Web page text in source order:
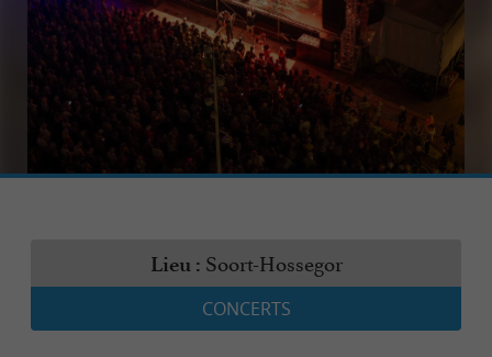
Lieu : Soort-Hossegor
CONCERTS